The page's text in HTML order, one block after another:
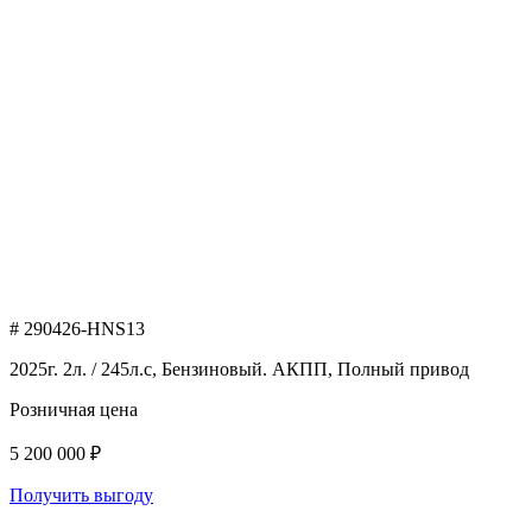
# 290426-HNS13
2025г. 2л. / 245л.с, Бензиновый. АКПП, Полный привод
Розничная цена
5 200 000 ₽
Получить выгоду